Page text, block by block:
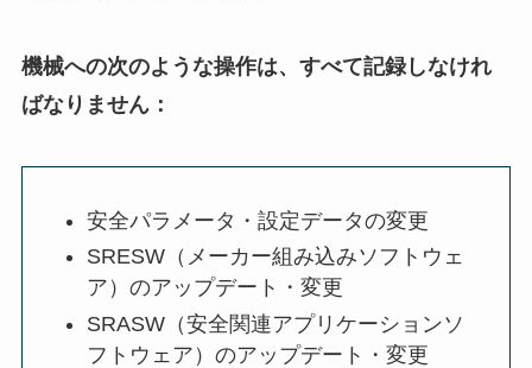
機械への次のような操作は、すべて記録しなけれ
ばなりません：
安全パラメータ・設定データの変更
SRESW（メーカー組み込みソフトウェ
ア）のアップデート・変更
SRASW（安全関連アプリケーションソ
フトウェア）のアップデート・変更